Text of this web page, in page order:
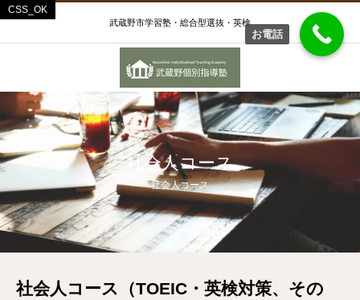
武蔵野市学習塾・総合型選抜・英検
社会人コース
社会人コース
社会人コース（TOEIC・英検対策、その
お電話